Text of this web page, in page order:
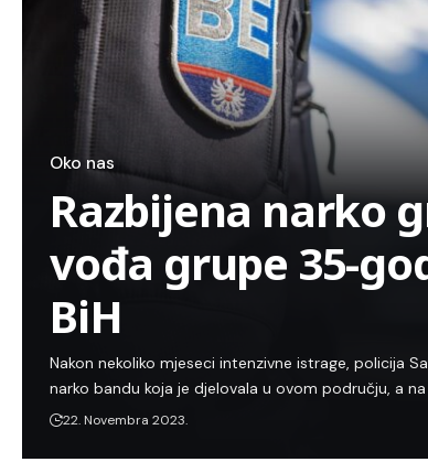
Oko nas
Razbijena narko
vođa grupe 35-
BiH
Nakon nekoliko mjeseci intenzivne istrage, policija
narko bandu koja je djelovala u ovom području, a
22. Novembra 2023.